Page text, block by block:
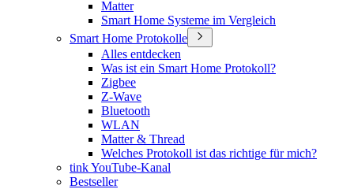
Matter
Smart Home Systeme im Vergleich
Smart Home Protokolle
Alles entdecken
Was ist ein Smart Home Protokoll?
Zigbee
Z-Wave
Bluetooth
WLAN
Matter & Thread
Welches Protokoll ist das richtige für mich?
tink YouTube-Kanal
Bestseller